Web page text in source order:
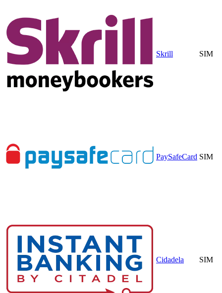
Skrill SIM
PaySafeCard SIM
Cidadela SIM